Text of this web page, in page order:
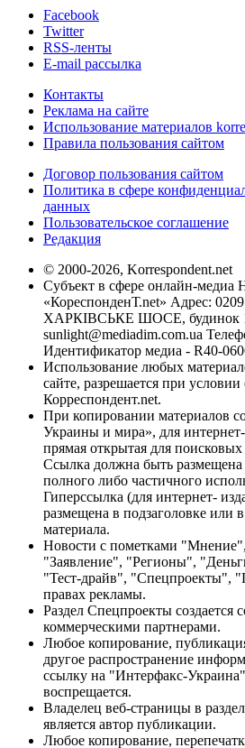
Facebook
Twitter
RSS-ленты
E-mail рассылка
Контакты
Реклама на сайте
Использование материалов
Правила пользования сайтом
Договор пользования сайтом
Политика в сфере
данных
Пользовательское соглашение
Редакция
© 2000-2026, Korrespondent.net
Субъект в сфере онлайн-медиа
«КореспонденТ.net» Адрес:
ХАРКІВСЬКЕ ШОСЕ, будинок
sunlight@mediadim.com.ua
Идентификатор медиа - R40-
Использование любых
сайте, разрешается при
Корреспондент.net.
При копировании материалов
Украины и мира», для интернет-
прямая открытая для
Ссылка должна быть размещена
полного либо частичного
Гиперссылка (для интернет-
размещена в подзаголовке или
материала.
Новости с пометками
"Заявление", "Регионы",
"Тест-драйв", "Спецпроекты",
правах рекламы.
Раздел Спецпроекты создается
коммерческими партнерами.
Любое копирование,
другое распространение
ссылку на "Интерфакс-
воспрещается.
Владелец веб-страницы в
является автор публикации.
Любое копирование,